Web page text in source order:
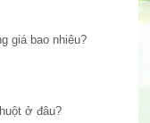
giá bao nhiêu?
ở đâu?